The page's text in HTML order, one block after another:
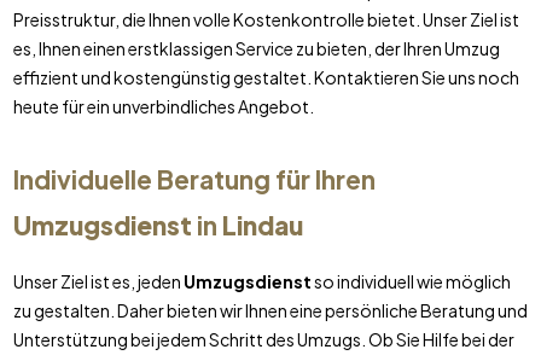
Preisstruktur, die Ihnen volle Kostenkontrolle bietet. Unser Ziel ist
es, Ihnen einen erstklassigen Service zu bieten, der Ihren Umzug
effizient und kostengünstig gestaltet. Kontaktieren Sie uns noch
heute für ein unverbindliches Angebot.
Individuelle Beratung für Ihren
Umzugsdienst in Lindau
Unser Ziel ist es, jeden Umzugsdienstso individuell wie möglich
zu gestalten. Daher bieten wir Ihnen eine persönliche Beratung und
Unterstützung bei jedem Schritt des Umzugs. Ob Sie Hilfe bei der